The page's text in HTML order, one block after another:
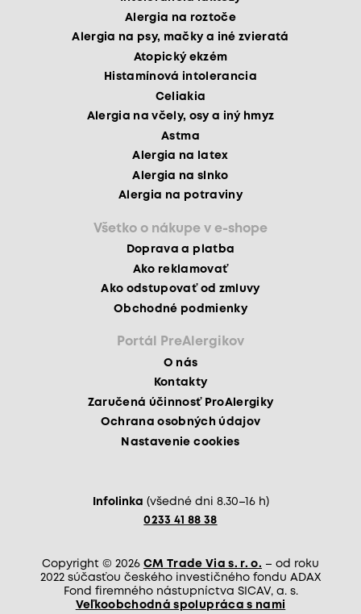
Alergia na roztoče
Alergia na psy, mačky a iné zvieratá
Atopický ekzém
Histamínová intolerancia
Celiakia
Alergia na včely, osy a iný hmyz
Astma
Alergia na latex
Alergia na slnko
Alergia na potraviny
Všetko o nákupe v e-shope
Doprava a platba
Ako reklamovať
Ako odstupovať od zmluvy
Obchodné podmienky
Portál PreAlergikov
O nás
Kontakty
Zaručená účinnosť ProAlergiky
Ochrana osobných údajov
Nastavenie cookies
Infolinka (všedné dni 8.30–16 h)
0233 41 88 38
Copyright © 2026 CM Trade Via s. r. o. – od roku
2022 súčasťou českého investičného fondu ADAX
Fond firemného nástupníctva SICAV, a. s.
Veľkoobchodná spolupráca s nami